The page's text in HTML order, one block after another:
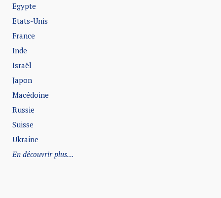
Egypte
Etats-Unis
France
Inde
Israël
Japon
Macédoine
Russie
Suisse
Ukraine
En découvrir plus…